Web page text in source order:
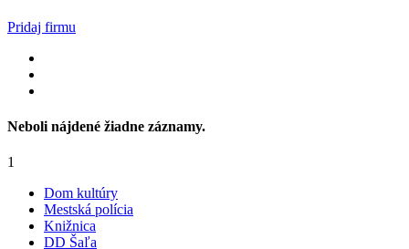
Pridaj firmu
Neboli nájdené žiadne záznamy.
1
Dom kultúry
Mestská polícia
Knižnica
DD Šaľa